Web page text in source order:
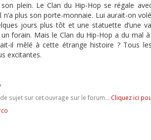
plein. Le Clan du Hip-Hop se régale
n’a plus son porte-monnaie. Lui aurait-on
jours plus tôt et une statuette d’une
forain. Mais le Clan du Hip-Hop a du mal
il mêlé à cette étrange histoire ? Tous
excitantes.
sujet sur cet ouvrage sur le forum... Cliquez ici